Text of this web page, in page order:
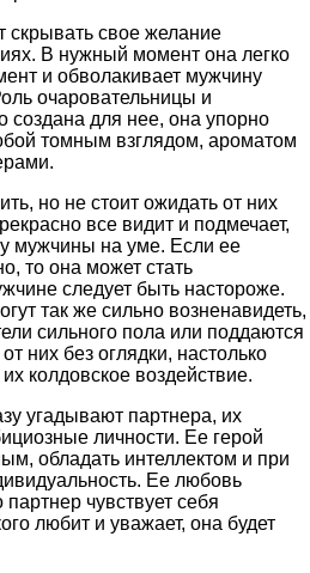
свое желание
В нужный момент она легко
и обволакивает мужчину
очаровательницы и
создана для нее, она упорно
томным взглядом, ароматом
но не стоит ожидать от них
все видит и подмечает,
мужчины на уме. Если ее
то она может стать
следует быть настороже.
так же сильно возненавидеть,
сильного пола или поддаются
них без оглядки, настолько
колдовское воздействие.
угадывают партнера, их
личности. Ее герой
обладать интеллектом и при
Ее любовь
чувствует себя
любит и уважает, она будет